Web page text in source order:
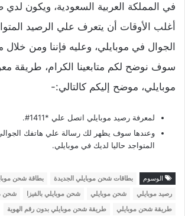
في المملكة العربية السعودية، ويكون
أغلب الأوقات أن يتعرف علي الرصيد
الجوال في موبايلي، وعليه فإننا ومن
سوف نوضح لكم متابعينا الكرام، طريقة
موبايلي، موضح إليكم كالتالي:-
لمعرفة رصيد موبايلي اتصل علي *1411#.
وعندها سوف يظهر لك رسالة علي هاتفك
المتواجد حاليا لديك في موبايلي.
الوسوم بطاقات شحن موبايلي الجديدة
بطاقة شحن موبايلي
رصيد موبايلي
شحن موبايلي شحن موبايلي بالفيزا
شحن
طريقة شحن موبايلي
طريقة شحن موبايلي بدون رقم الهوية